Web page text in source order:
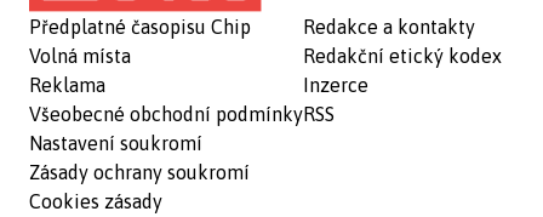
Předplatné časopisu Chip
Volná místa
Reklama
Všeobecné obchodní podmínky
Nastavení soukromí
Zásady ochrany soukromí
Cookies zásady
Redakce a kontakty
Redakční etický kodex
Inzerce
RSS